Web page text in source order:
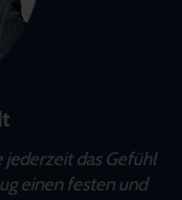
jederzeit das Gefühl
einen festen und